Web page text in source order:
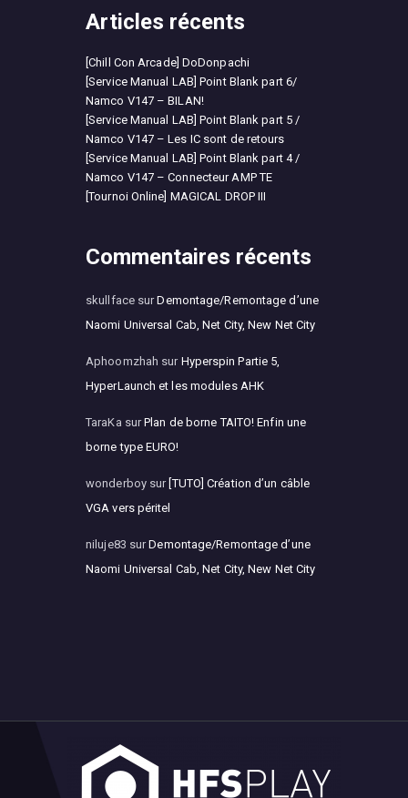
Articles récents
[Chill Con Arcade] DoDonpachi
[Service Manual LAB] Point Blank part 6/
Namco V147 – BILAN!
[Service Manual LAB] Point Blank part 5 /
Namco V147 – Les IC sont de retours
[Service Manual LAB] Point Blank part 4 /
Namco V147 – Connecteur AMP TE
[Tournoi Online] MAGICAL DROP III
Commentaires récents
skullfacesurDemontage/Remontage d’une
Naomi Universal Cab, Net City, New Net City
Aphoomzhah sur Hyperspin Partie 5,
HyperLaunch et les modules AHK
TaraKa surPlan de borne TAITO! Enfin une
borne type EURO!
wonderboysur [TUTO] Création d’un câble
VGA vers péritel
niluje83 surDemontage/Remontage d’une
Naomi Universal Cab, Net City, New Net City